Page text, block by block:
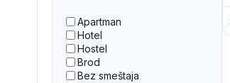
Apartman
Hotel
Hostel
Brod
Bez smeštaja